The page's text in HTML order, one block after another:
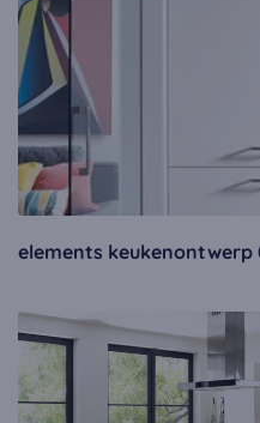
elements keukenontwerp